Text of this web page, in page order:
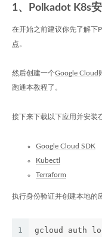
1、Polkadot K8s
在开始之前建议你先了解下
点 。
然后创建一个Google Cloud
跑通本教程了。
接下来下载以下应用并安装
Google Cloud SDK
Kubectl
Terraform
执行身份验证并创建本地的
1
gcloud auth